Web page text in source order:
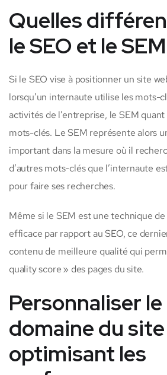
Quelles
le SEO et le
Si le SEO vise à positionner un site
lorsqu’un internaute utilise les mots-
activités de l’entreprise, le SEM
mots-clés. Le SEM représente alors
important dans la mesure où il
d’autres mots-clés que l’internaute
pour faire ses recherches.
Même si le SEM est une technique de
efficace par rapport au SEO, ce
contenu de meilleure qualité qui
quality score » des pages du site.
Personnaliser
domaine du
optimisant les